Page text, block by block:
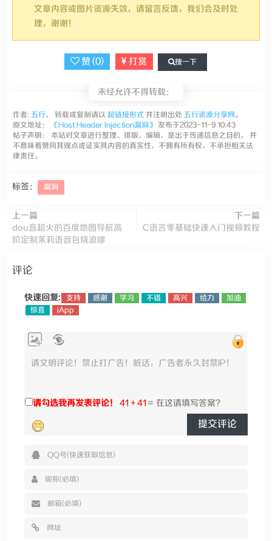
文章内容或图片资源失效，请留言反馈，我们会及时处
理，谢谢！
赞 (0) 打赏 搜一下
未经允许不得转载：
作者: 五行， 转载或复制请以 超链接形式 并注明出处 五行资源分享网。
原文地址：
《Host Header Injection漏洞》 发布于2023-11-9 10:43
帖子声明： 本站对文章进行整理、排版、编辑，是出于传递信息之目的， 并
不意味着赞同其观点或证实其内容的真实性，不拥有所有权，不承担相关法
律责任。
标签： 漏洞
上一篇
dou音超火的百度地图导航高
阶定制茉莉语音包烧浪嗲
下一篇
C语言零基础快速入门视频教程
评论
快速回复: 支持 感谢 学习 不错 高兴 给力
加油
惊喜
iApp
请勾选我再发表评论！ 41 + 41 =
提交评论